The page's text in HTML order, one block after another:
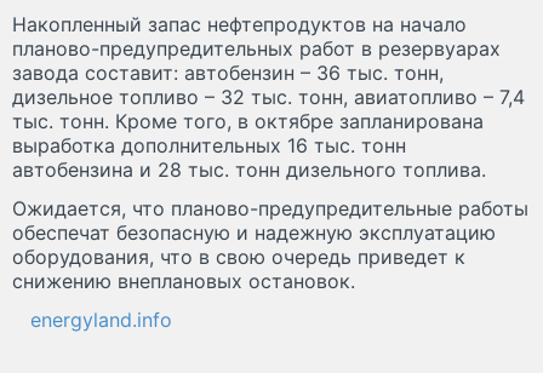
Накопленный запас нефтепродуктов на начало
планово-предупредительных работ в резервуарах
завода составит: автобензин – 36 тыс. тонн,
дизельное топливо – 32 тыс. тонн, авиатопливо – 7,4
тыс. тонн. Кроме того, в октябре запланирована
выработка дополнительных 16 тыс. тонн
автобензина и 28 тыс. тонн дизельного топлива.
Ожидается, что планово-предупредительные работы
обеспечат безопасную и надежную эксплуатацию
оборудования, что в свою очередь приведет к
снижению внеплановых остановок.
energyland.info